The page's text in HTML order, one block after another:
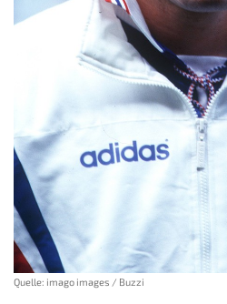
Quelle: imago images / Buzzi